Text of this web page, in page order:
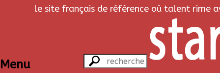
le site français de référence où talent rime
Menu